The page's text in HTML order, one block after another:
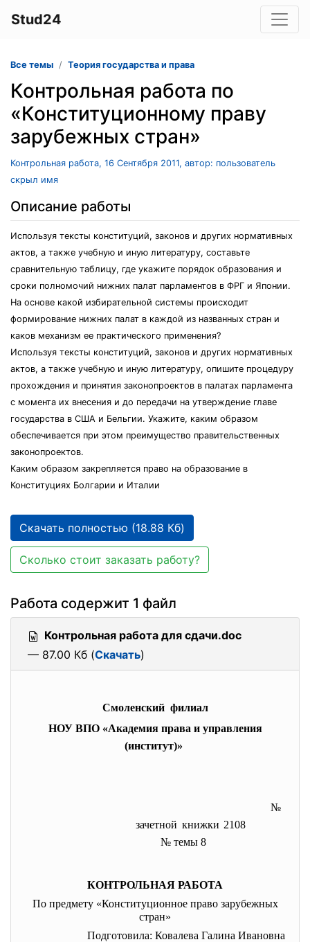
Stud24
Все темы Теория государства и права
Контрольная работа по
«Конституционному праву
зарубежных стран»
Контрольная работа, 16 Сентября 2011, автор: пользователь
скрыл имя
Описание работы
Используя тексты конституций, законов и других нормативных
актов, а также учебную и иную литературу, составьте
сравнительную таблицу, где укажите порядок образования и
сроки полномочий нижних палат парламентов в ФРГ и Японии.
На основе какой избирательной системы происходит
формирование нижних палат в каждой из названных стран и
каков механизм ее практического применения?
Используя тексты конституций, законов и других нормативных
актов, а также учебную и иную литературу, опишите процедуру
прохождения и принятия законопроектов в палатах парламента
с момента их внесения и до передачи на утверждение главе
государства в США и Бельгии. Укажите, каким образом
обеспечивается при этом преимущество правительственных
законопроектов.
Каким образом закрепляется право на образование в
Конституциях Болгарии и Италии
Скачать полностью (18.88 Кб)
Сколько стоит заказать работу?
Работа содержит 1 файл
Контрольная работа для сдачи.doc
— 87.00 Кб (Скачать)
Смоленский филиал
НОУ ВПО «Академия права и управления
(институт)»
№
зачетной книжки 2108
№ темы 8
КОНТРОЛЬНАЯ РАБОТА
По предмету «Конституционное право зарубежных
стран»
Подготовила: Ковалева Галина Ивановна